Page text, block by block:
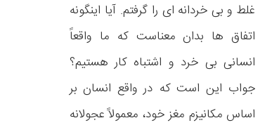
غلط و بی خردانه ای را گرفتم. آیا اینگونه
اتفاق ها بدان معناست که ما واقعاً
انسانی بی خرد و اشتباه کار هستیم؟
جواب این است که در واقع انسان بر
اساس مکانیزم مغز خود، معمولاً عجولانه